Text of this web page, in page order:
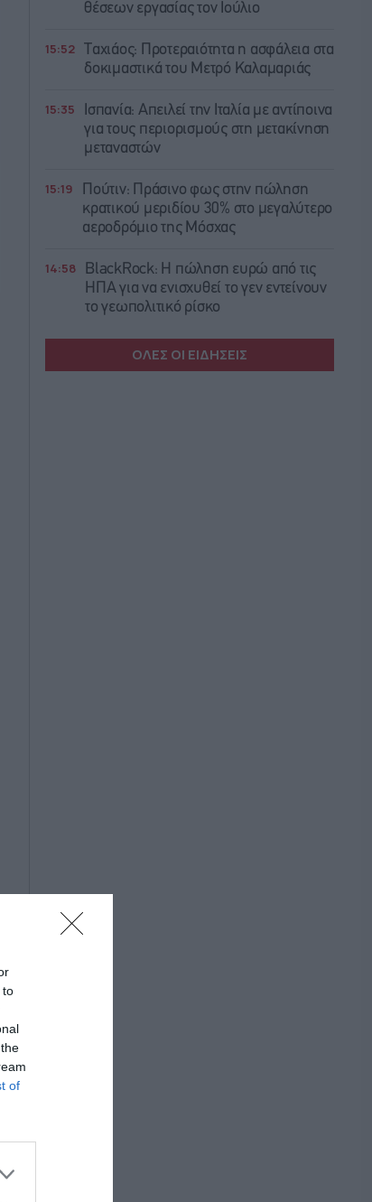
to
of
θέσεων εργασίας τον Ιούλιο
15:52
Ταχιάος: Προτεραιότητα η ασφάλεια στα
δοκιμαστικά του Μετρό Καλαμαριάς
15:35
Ισπανία: Απειλεί την Ιταλία με αντίποινα
για τους περιορισμούς στη μετακίνηση
μεταναστών
15:19
Πούτιν: Πράσινο φως στην πώληση
κρατικού μεριδίου 30% στο μεγαλύτερο
αεροδρόμιο της Μόσχας
14:58
BlackRock: Η πώληση ευρώ από τις
ΗΠΑ για να ενισχυθεί το γεν εντείνουν
το γεωπολιτικό ρίσκο
ΟΛΕΣ ΟΙ ΕΙΔΗΣΕΙΣ